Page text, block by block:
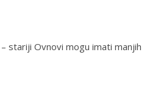
stariji Ovnovi mogu imati manjih